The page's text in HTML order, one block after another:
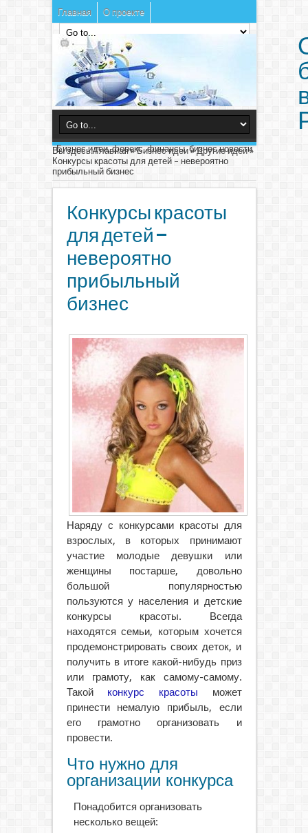
Главная О проекте
Бизнес идеи, форекс, финансы, бизнес новости
Вы здесь:Главная»Бизнес идеи»Другие идеи»
Конкурсы красоты для детей – невероятно
прибыльный бизнес
Конкурсы красоты
для детей –
невероятно
прибыльный
бизнес
Наряду с конкурсами красоты для
взрослых, в которых принимают
участие молодые девушки или
женщины постарше, довольно
большой популярностью
пользуются у населения и детские
конкурсы красоты. Всегда
находятся семьи, которым хочется
продемонстрировать своих деток, и
получить в итоге какой-нибудь приз
или грамоту, как самому-самому.
Такой конкурс красоты может
принести немалую прибыль, если
его грамотно организовать и
провести.
Что нужно для
организации конкурса
Понадобится организовать
несколько вещей: